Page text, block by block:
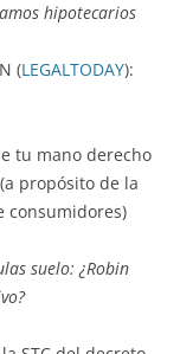
hipotecarios
(LEGALTODAY):
tu mano derecho
propósito de la
consumidores)
suelo: ¿Robin